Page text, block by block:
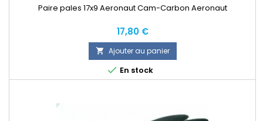
Paire pales 17x9 Aeronaut Cam-Carbon Aeronaut
Prix
17,80 €
 Ajouter au panier
 En stock